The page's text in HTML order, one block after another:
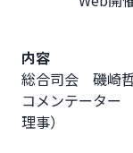
内容
総合司会　磯崎
コメンテーター
理事）